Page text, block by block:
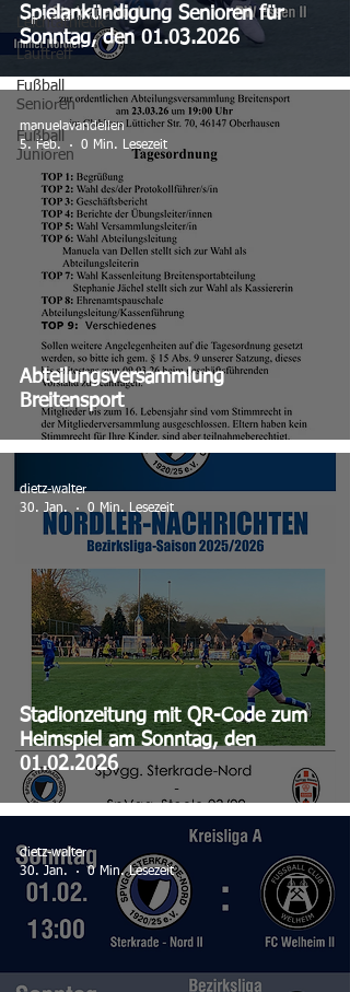
Leichtathletik
Lauftreff
Fußball
Senioren
Fußball
Junioren
Spielankündigung Senioren für
Sonntag, den 01.03.2026
Abteilungsversammlung
Breitensport
manuelavandellen
5. Feb.
0 Min. Lesezeit
Stadionzeitung mit QR-Code zum
Heimspiel am Sonntag, den
01.02.2026
dietz-walter
30. Jan.
0 Min. Lesezeit
dietz-walter
30. Jan.
0 Min. Lesezeit